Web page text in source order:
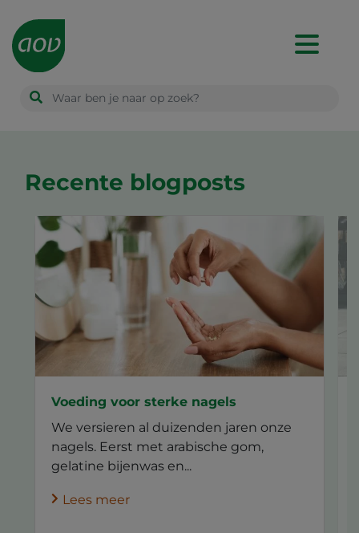
Main
navigation
Recente blogposts
Voeding voor sterke nagels
We versieren al duizenden jaren onze
nagels. Eerst met arabische gom,
gelatine bijenwas en...
Lees meer